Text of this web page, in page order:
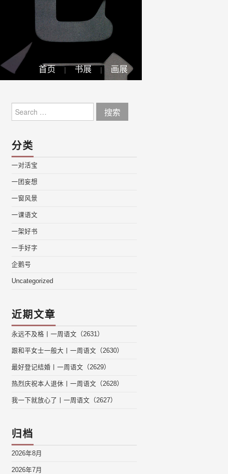
首页 书展 画展
for:
分类
一对活宝
一团妄想
一窗风景
一课语文
一架好书
一手好字
企鹅号
Uncategorized
近期文章
永远不及格丨一周语文（2631）
跟和平女士一般大丨一周语文（2630）
最好登记结婚丨一周语文（2629）
热烈庆祝本人退休丨一周语文（2628）
我一下就放心了丨一周语文（2627）
归档
2026年8月
2026年7月